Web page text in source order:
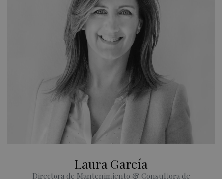
Laura García
Directora de Mantenimiento & Consultora de